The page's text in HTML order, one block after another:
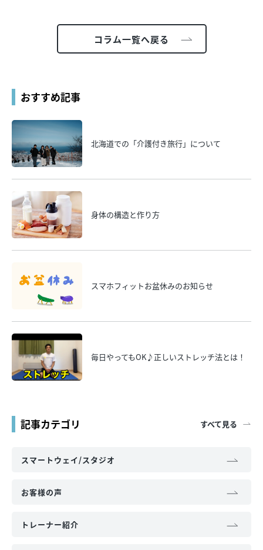
コラム一覧へ戻る
おすすめ記事
北海道での「介護付き旅行」について
身体の構造と作り方
スマホフィットお盆休みのお知らせ
毎日やってもOK♪正しいストレッチ法とは！
記事カテゴリ すべて見る
スマートウェイ/スタジオ
お客様の声
トレーナー紹介